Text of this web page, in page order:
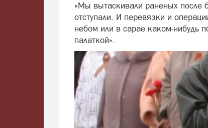
«Мы вытаскивали раненых после
отступали. И перевязки и
небом или в сарае каком-нибудь
палаткой».